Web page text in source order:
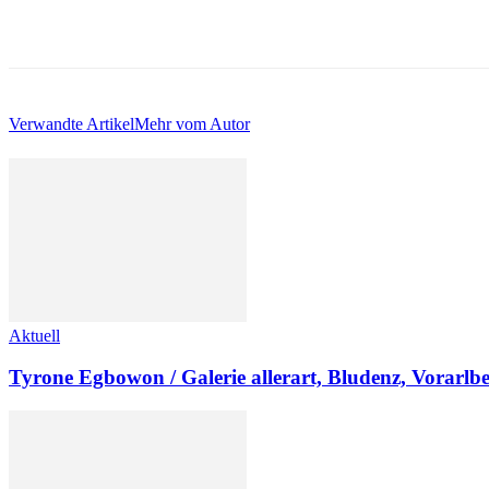
Verwandte ArtikelMehr vom Autor
Aktuell
Tyrone Egbowon / Galerie allerart, Bludenz,